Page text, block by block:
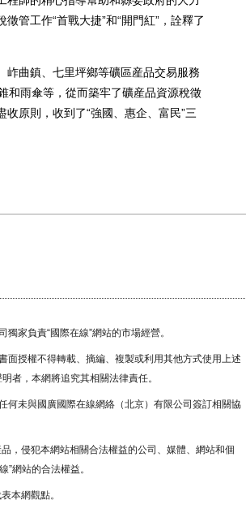
管工作“首戰大捷”和“開門紅”，詮釋了
曲鎮、七里坪鄉等礦區産品交易服務
和雨傘等，從而築牢了礦産品資源稅徵
原則，收到了“強國、惠企、富民”三
家負責“國際在線”網站的市場經營。
面授權不得轉載、摘編、複製或利用其他方式使用上述
者，本網將追究其相關法律責任。
何未與國廣國際在線網絡（北京）有限公司簽訂相關協
，侵犯本網站相關合法權益的公司、媒體、網站和個
網站的合法權益。
本網觀點。